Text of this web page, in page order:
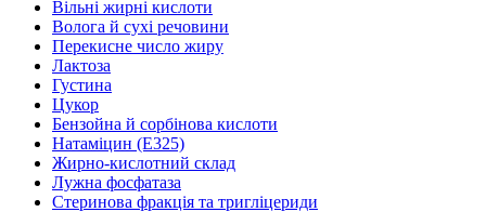
Вільні жирні кислоти
Волога й сухі речовини
Перекисне число жиру
Лактоза
Густина
Цукор
Бензойна й сорбінова кислоти
Натаміцин (Е325)
Жирно-кислотний склад
Лужна фосфатаза
Стеринова фракція та тригліцериди